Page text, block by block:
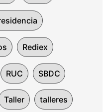
Rediex
RUC SBDC
Taller talleres